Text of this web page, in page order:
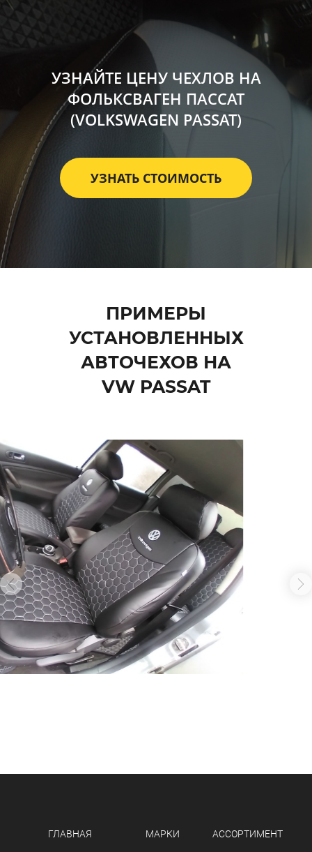
УЗНАЙТЕ ЦЕНУ ЧЕХЛОВ НА
ФОЛЬКСВАГЕН ПАССАТ
(VOLKSWAGEN PASSAT)
УЗНАТЬ СТОИМОСТЬ
ПРИМЕРЫ
УСТАНОВЛЕННЫХ
АВТОЧЕХОВ НА
VW PASSAT
ГЛАВНАЯ МАРКИ АССОРТИМЕНТ